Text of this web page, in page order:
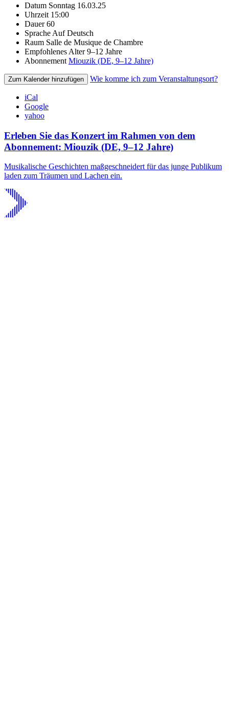
Datum Sonntag 16.03.25
Uhrzeit 15:00
Dauer 60
Sprache Auf Deutsch
Raum Salle de Musique de Chambre
Empfohlenes Alter 9–12 Jahre
Abonnement Miouzik (DE, 9–12 Jahre)
Zum Kalender hinzufügen Wie komme ich zum Veranstaltungsort?
iCal
Google
yahoo
Erleben Sie das Konzert im Rahmen von dem
Abonnement: Miouzik (DE, 9–12 Jahre)
Musikalische Geschichten maßgeschneidert für das junge Publikum
laden zum Träumen und Lachen ein.